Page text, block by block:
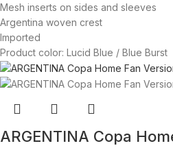
Mesh inserts on sides and sleeves
Argentina woven crest
Imported
Product color: Lucid Blue / Blue Burst
ARGENTINA Copa